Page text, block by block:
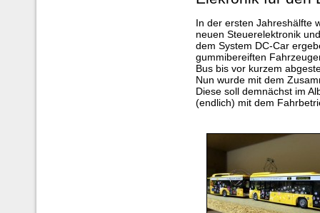
In der ersten Jahreshälfte
neuen Steuerelektronik
dem System DC-Car
gummibereiften
Bus bis vor kurzem
Nun wurde mit dem
Diese soll demnächst im
(endlich) mit dem